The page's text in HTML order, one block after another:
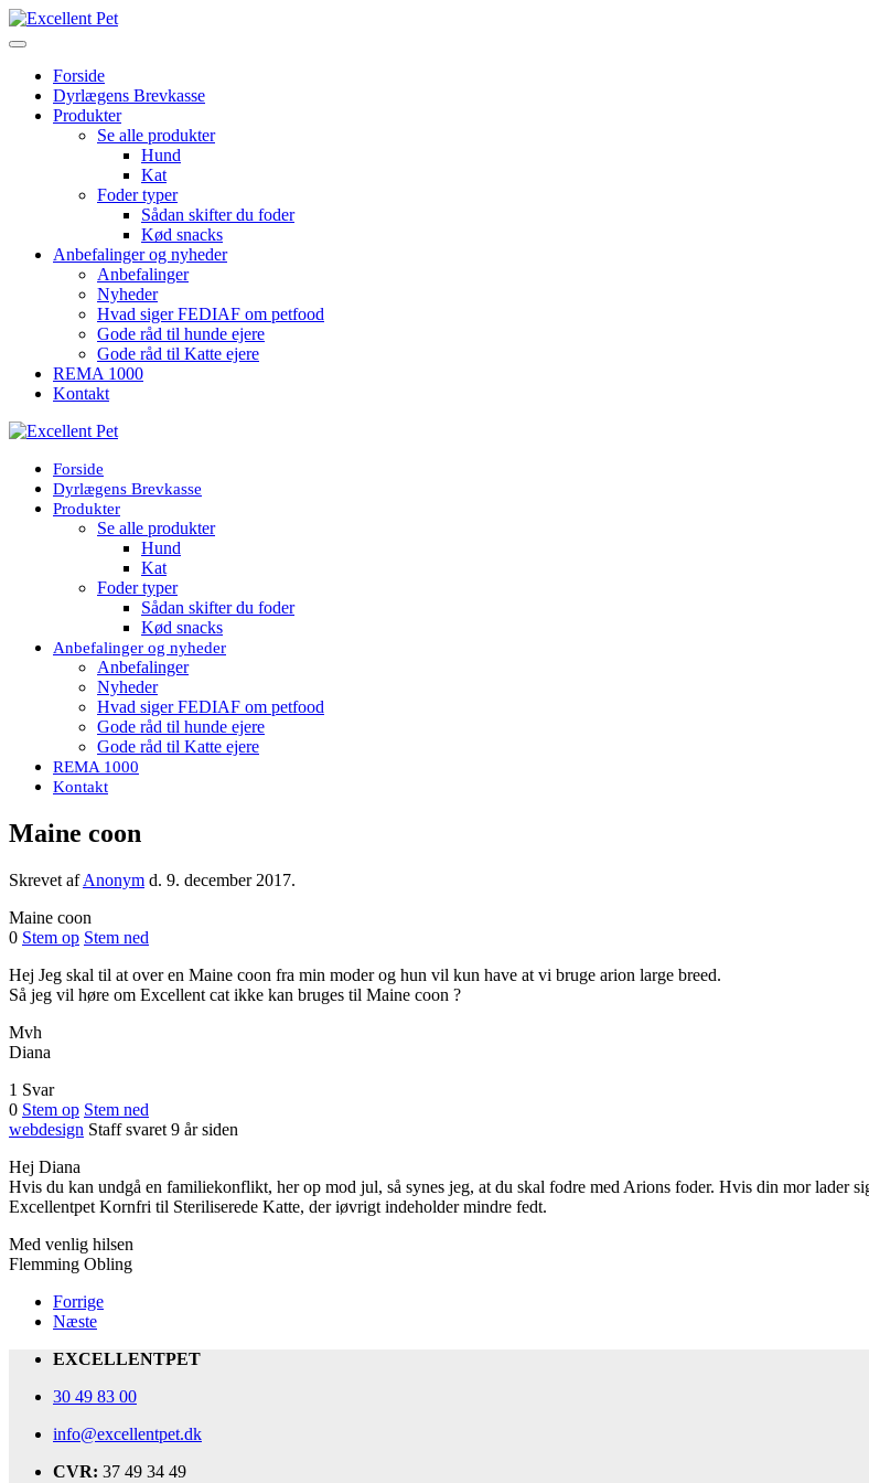
Forside
Dyrlægens Brevkasse
Produkter
Se alle produkter
Hund
Kat
Foder typer
Sådan skifter du foder
Kød snacks
Anbefalinger og nyheder
Anbefalinger
Nyheder
Hvad siger FEDIAF om petfood
Gode råd til hunde ejere
Gode råd til Katte ejere
REMA 1000
Kontakt
Forside
Dyrlægens Brevkasse
Produkter
Se alle produkter
Hund
Kat
Foder typer
Sådan skifter du foder
Kød snacks
Anbefalinger og nyheder
Anbefalinger
Nyheder
Hvad siger FEDIAF om petfood
Gode råd til hunde ejere
Gode råd til Katte ejere
REMA 1000
Kontakt
Maine coon
Skrevet afAnonym d. 9. december 2017.
Maine coon
0 Stem op Stem ned
Hej Jeg skal til at over en Maine coon fra min moder og hun vil kun have at vi bruge arion large breed.
Så jeg vil høre om Excellent cat ikke kan bruges til Maine coon ?
Mvh
Diana
1 Svar
0 Stem op Stem ned
webdesign Staffsvaret 9 år siden
Hej Diana
Hvis du kan undgå en familiekonflikt, her op mod jul, så synes jeg, at du skal fodre med Arions foder. Hvis din mor
Excellentpet Kornfri til Steriliserede Katte, der iøvrigt indeholder mindre fedt.
Med venlig hilsen
Flemming Obling
Forrige
Næste
EXCELLENTPET
30 49 83 00
info@excellentpet.dk
CVR: 37 49 34 49